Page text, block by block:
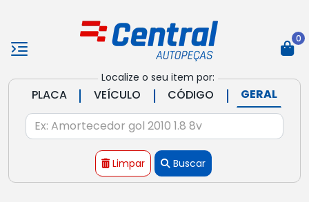
Localize o seu item por:
PLACA | VEÍCULO | CÓDIGO | GERAL
Limpar Buscar
0